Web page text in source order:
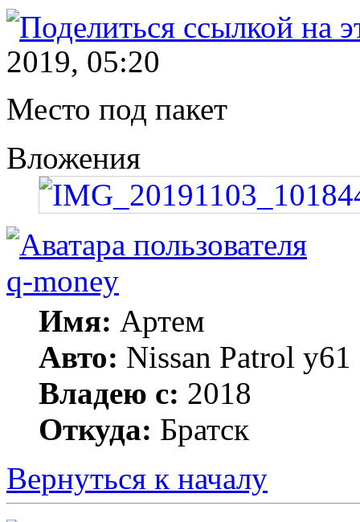
2019, 05:20
Место под пакет
Вложения
q-money
Имя: Артем
Авто: Nissan Patrol
Владею с: 2018
Откуда: Братск
Вернуться к началу